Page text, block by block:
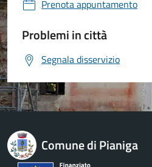
Prenota appuntamento
Problemi in città
Segnala disservizio
Comune di Pianiga